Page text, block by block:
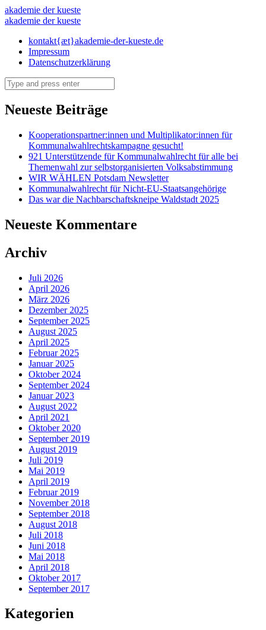
politische
bildung
akademie
der
kueste
akademie der kueste
politische
bildung
akademie
der
kueste
akademie der kueste
Skip
content
kontakt{æt}akademie-der-kueste.de
Impressum
Datenschutzerklärung
Search
Neueste Beiträge
Kooperationspartner:innen und Multiplikator:innen für
Kommunalwahlrechtskampagne gesucht!
921 Unterstützende für Kommunalwahlrecht für alle bei
Themenwahl zur selbstorganisierten Volksabstimmung
WIR WÄHLEN Potsdam Newsletter
Kommunalwahlrecht für Nicht-EU-Staatsangehörige
Das war die Nachbarschaftskneipe Waldstadt 2025
Neueste Kommentare
Archiv
Juli 2026
April 2026
März 2026
Dezember 2025
September 2025
August 2025
April 2025
Februar 2025
Januar 2025
Oktober 2024
September 2024
Januar 2023
August 2022
April 2021
Oktober 2020
September 2019
August 2019
Juli 2019
Mai 2019
April 2019
Februar 2019
November 2018
September 2018
August 2018
Juli 2018
Juni 2018
Mai 2018
April 2018
Oktober 2017
September 2017
Kategorien